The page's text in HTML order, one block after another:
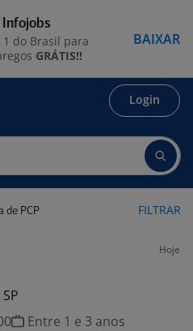
Login
de PCP FILTRAR
Hoje
Entre 1 e 3 anos
1 do Brasil para
GRÁTIS!!
BAIXAR